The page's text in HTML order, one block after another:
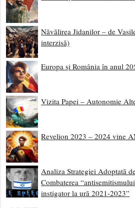
Năvălirea Jidanilor – de
interzisă)
Europa și România în anul
Vizita Papei – Autonomie
Revelion 2023 – 2024 vine
Analiza Strategiei Adoptată
Combaterea
instigator la ură 2021-2023”